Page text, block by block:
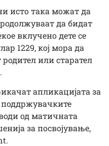
исто така можат да
да бидат
вклучено дете се
1229, кој мора да
или старател
апликацијата за
поддржувачките
од матичната
за посвојување,